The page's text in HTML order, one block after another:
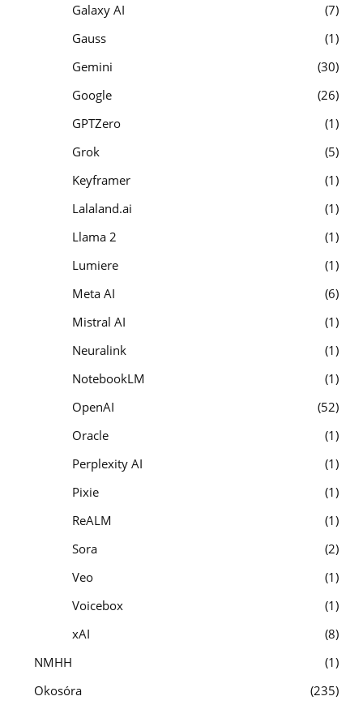
Galaxy AI
7
Gauss
1
Gemini
30
Google
26
GPTZero
1
Grok
5
Keyframer
1
Lalaland.ai
1
Llama 2
1
Lumiere
1
Meta AI
6
Mistral AI
1
Neuralink
1
NotebookLM
1
OpenAI
52
Oracle
1
Perplexity AI
1
Pixie
1
ReALM
1
Sora
2
Veo
1
Voicebox
1
xAI
8
NMHH
1
Okosóra
235